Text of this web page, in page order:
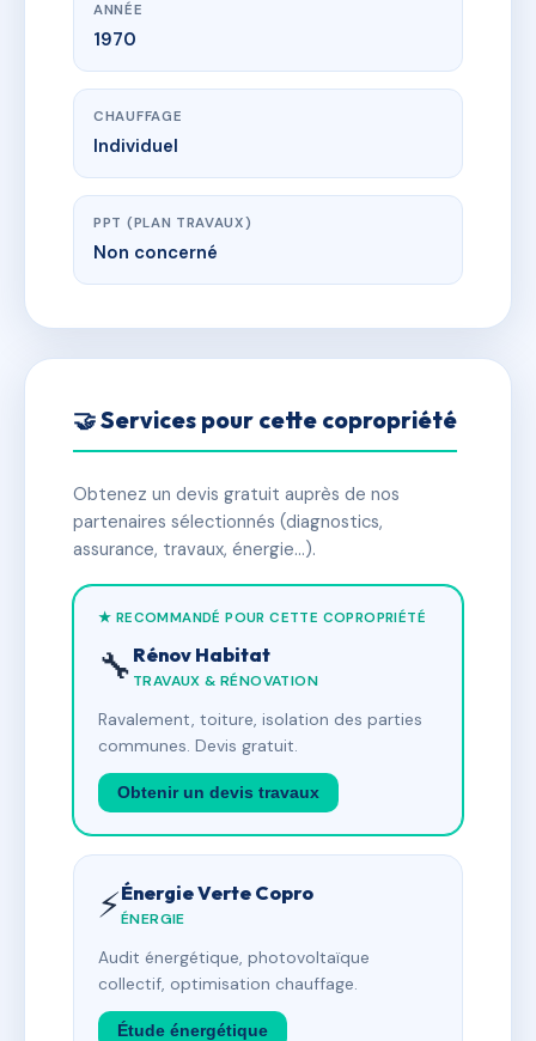
ANNÉE
1970
CHAUFFAGE
Individuel
PPT (PLAN TRAVAUX)
Non concerné
🤝 Services pour cette copropriété
Obtenez un devis gratuit auprès de nos
partenaires sélectionnés (diagnostics,
assurance, travaux, énergie…).
★ RECOMMANDÉ POUR CETTE COPROPRIÉTÉ
🔧 Rénov Habitat
TRAVAUX & RÉNOVATION
Ravalement, toiture, isolation des parties
communes. Devis gratuit.
Obtenir un devis travaux
⚡Énergie Verte Copro
ÉNERGIE
Audit énergétique, photovoltaïque
collectif, optimisation chauffage.
Étude énergétique